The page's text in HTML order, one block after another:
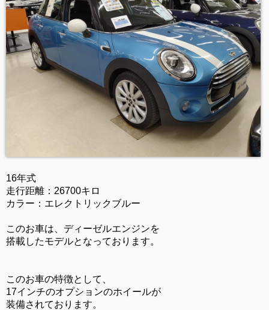
16年式
走行距離：26700キロ
カラー：エレクトリックブルー
このお車は、ディーゼルエンジンを
搭載したモデルとなっております。
このお車の特徴として、
17インチのオプションのホイールが
装備されております。